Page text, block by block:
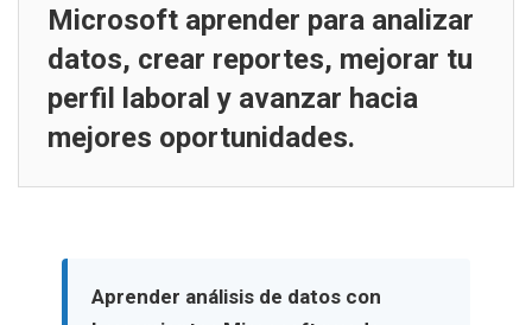
Microsoft aprender para analizar
datos, crear reportes, mejorar tu
perfil laboral y avanzar hacia
mejores oportunidades.
Aprender análisis de datos con